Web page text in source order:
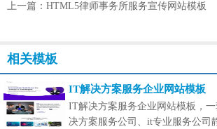
上一篇：HTML5律师事务所服务宣传网站模板
相关模板
IT解决方案服务企业网站模板
IT解决方案服务企业网站模板，
决方案服务公司、it专业服务公司